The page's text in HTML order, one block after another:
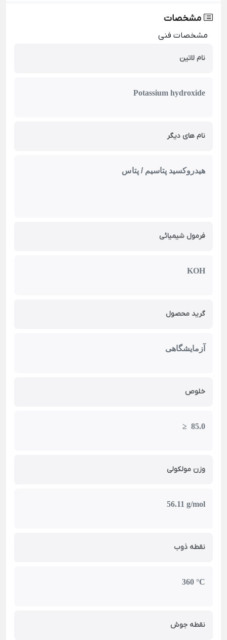
مشخصات
مشخصات فنی
نام لاتین
Potassium hydroxide
نام های دیگر
هیدروکسید پتاسیم / پتاس
فرمول شیمیائی
KOH
گرید محصول
آزمایشگاهی
خلوص
≥ 85.0
وزن مولکولی
56.11 g/mol
نقطه ذوب
360 °C
نقطه جوش